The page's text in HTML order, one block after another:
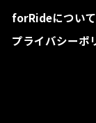
forRideについて
プライバシーポ